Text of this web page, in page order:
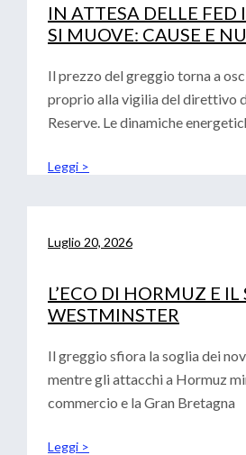
IN ATTESA DELLE FED
SI MUOVE: CAUSE E
Il prezzo del greggio torna a
proprio alla vigilia del direttivo
Reserve. Le dinamiche
Leggi >
Luglio 20, 2026
L’ECO DI HORMUZ E
WESTMINSTER
Il greggio sfiora la soglia dei
mentre gli attacchi a Hormuz
commercio e la Gran Bretagna
Leggi >